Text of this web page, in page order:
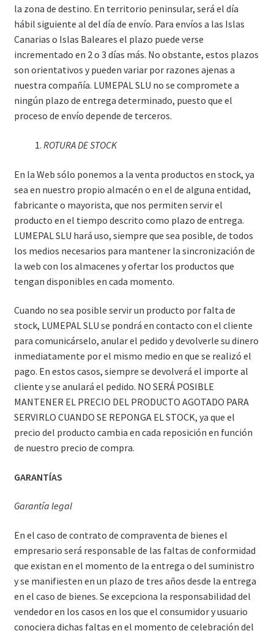
la zona de destino. En territorio peninsular, será el día
hábil siguiente al del día de envío. Para envíos a las Islas
Canarias o Islas Baleares el plazo puede verse
incrementado en 2 o 3 días más. No obstante, estos plazos
son orientativos y pueden variar por razones ajenas a
nuestra compañía. LUMEPAL SLU no se compromete a
ningún plazo de entrega determinado, puesto que el
proceso de envío depende de terceros.
ROTURA DE STOCK
En la Web sólo ponemos a la venta productos en stock, ya
sea en nuestro propio almacén o en el de alguna entidad,
fabricante o mayorista, que nos permiten servir el
producto en el tiempo descrito como plazo de entrega.
LUMEPAL SLU hará uso, siempre que sea posible, de todos
los medios necesarios para mantener la sincronización de
la web con los almacenes y ofertar los productos que
tengan disponibles en cada momento.
Cuando no sea posible servir un producto por falta de
stock, LUMEPAL SLU se pondrá en contacto con el cliente
para comunicárselo, anular el pedido y devolverle su dinero
inmediatamente por el mismo medio en que se realizó el
pago. En estos casos, siempre se devolverá el importe al
cliente y se anulará el pedido. NO SERÁ POSIBLE
MANTENER EL PRECIO DEL PRODUCTO AGOTADO PARA
SERVIRLO CUANDO SE REPONGA EL STOCK, ya que el
precio del producto cambia en cada reposición en función
de nuestro precio de compra.
GARANTÍAS
Garantía legal
En el caso de contrato de compraventa de bienes el
empresario será responsable de las faltas de conformidad
que existan en el momento de la entrega o del suministro
y se manifiesten en un plazo de tres años desde la entrega
en el caso de bienes. Se excepciona la responsabilidad del
vendedor en los casos en los que el consumidor y usuario
conociera dichas faltas en el momento de celebración del